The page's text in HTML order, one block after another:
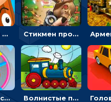
Целиться и метать топор в 3D мишени Стикмен против Зомби: стрелять в зомби и развивать воина
Круглые часы: ловить цветную стрелку в одинаковом участке циферблата Волнистые пазлы с транспортом: собирай картинку из частей